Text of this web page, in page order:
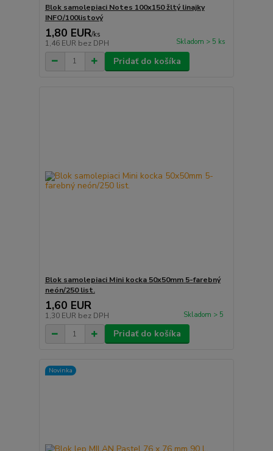
Blok samolepiaci Notes 100x150 žltý linajky
INFO/100listový
1,80 EUR/ks
1,46 EUR bez DPH Skladom > 5 ks
Pridať do košíka
Blok samolepiaci Mini kocka 50x50mm 5-farebný
neón/250 list.
1,60 EUR
1,30 EUR bez DPH Skladom > 5
Pridať do košíka
Novinka